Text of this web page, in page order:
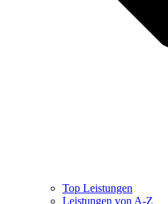
Top Leistungen
Leistungen von A-Z